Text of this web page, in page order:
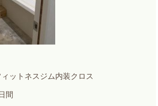
ットネスジム内装クロス
間